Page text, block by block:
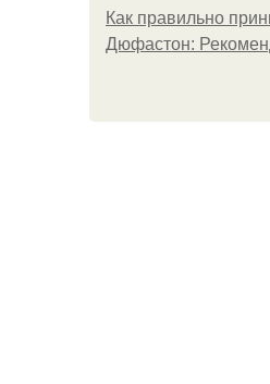
Как правильно
Дюфастон: